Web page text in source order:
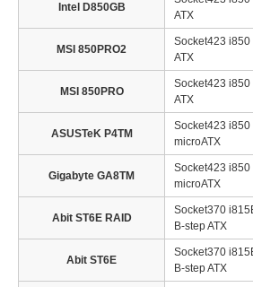
Intel D850GB
ATX
MSI 850PRO2
Socket423 i850
ATX
MSI 850PRO
Socket423 i850
ATX
ASUSTeK P4TM
Socket423 i850
microATX
Gigabyte GA8TM
Socket423 i850
microATX
Abit ST6E RAID
Socket370
B-step ATX
Abit ST6E
Socket370
B-step ATX